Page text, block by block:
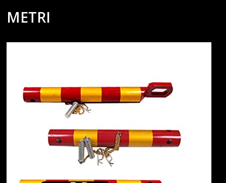
METRI